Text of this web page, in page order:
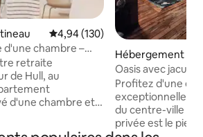
Évaluation moyenne sur la
4,94 (130)
d'une chambre –
d'Ottawa
retraite
de Hull, au
d'une chambre et
votre aventure à
Hébergement ⋅
Oasis avec
centre-ville
de 10 personnes
Profitez d'une
exceptionnelle à
du centre-ville
privée est le